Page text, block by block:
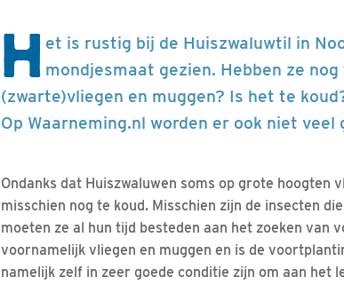
H et is rustig bij de Huiszwaluwtil in
mondjesmaat gezien. Hebben ze
(zwarte)vliegen en muggen? Is het te
Op Waarneming.nl worden er ook niet veel
Ondanks dat Huiszwaluwen soms op grote hoogten
misschien nog te koud. Misschien zijn de insecten
moeten ze al hun tijd besteden aan het zoeken van
voornamelijk vliegen en muggen en is de
namelijk zelf in zeer goede conditie zijn om aan het